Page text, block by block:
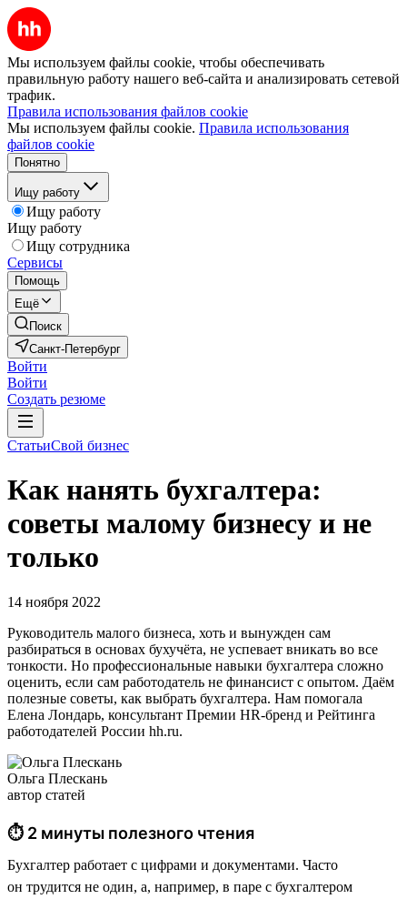
Мы используем файлы cookie, чтобы обеспечивать
правильную работу нашего веб-сайта и анализировать сетевой
трафик.
Правила использования файлов cookie
Мы используем файлы cookie. Правила использования
файлов cookie
Понятно
Ищу работу
Ищу работу
Ищу работу
Ищу сотрудника
Сервисы
Помощь
Ещё
Поиск
Санкт-Петербург
Войти
Войти
Создать резюме
СтатьиСвой бизнес
Как нанять бухгалтера:
советы малому бизнесу и не
только
14 ноября 2022
Руководитель малого бизнеса, хоть и вынужден сам
разбираться в основах бухучёта, не успевает вникать во все
тонкости. Но профессиональные навыки бухгалтера сложно
оценить, если сам работодатель не финансист с опытом. Даём
полезные советы, как выбрать бухгалтера. Нам помогала
Елена Лондарь, консультант Премии HR-бренд и Рейтинга
работодателей России hh.ru.
Ольга Плескань
автор статей
⏱ 2 минуты полезного чтения
Бухгалтер работает с цифрами и документами. Часто
он трудится не один, а, например, в паре с бухгалтером